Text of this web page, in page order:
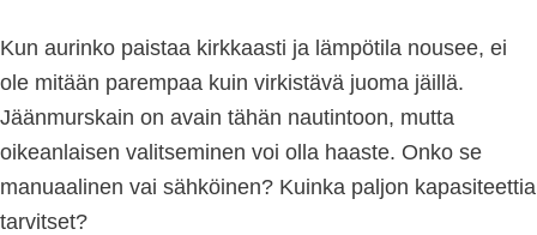
Kun aurinko paistaa kirkkaasti ja lämpötila nousee, ei
ole mitään parempaa kuin virkistävä juoma jäillä.
Jäänmurskain on avain tähän nautintoon, mutta
oikeanlaisen valitseminen voi olla haaste. Onko se
manuaalinen vai sähköinen? Kuinka paljon kapasiteettia
tarvitset?